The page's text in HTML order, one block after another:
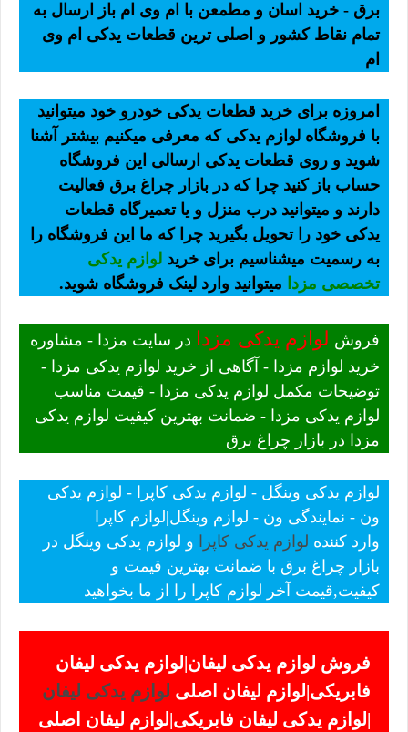
برق - خرید اسان و مطمعن با ام وی ام باز ارسال به
تمام نقاط کشور و اصلی ترین قطعات یدکی ام وی
ام
امروزه برای خرید قطعات یدکی خودرو خود میتوانید
با فروشگاه لوازم یدکی که معرفی میکنیم بیشتر آشنا
شوید و روی قطعات یدکی ارسالی این فروشگاه
حساب باز کنید چرا که در بازار چراغ برق فعالیت
دارند و میتوانید درب منزل و یا تعمیرگاه قطعات
یدکی خود را تحویل بگیرید چرا که ما این فروشگاه را
به رسمیت میشناسیم برای خرید لوازم یدکی
تخصصی مزدا میتوانید وارد لینک فروشگاه شوید.
فروش لوازم یدکی مزدا در سایت مزدا - مشاوره
خرید لوازم مزدا - آگاهی از خرید لوازم یدکی مزدا -
توضیحات مکمل لوازم یدکی مزدا - قیمت مناسب
لوازم یدکی مزدا - ضمانت بهترین کیفیت لوازم یدکی
مزدا در بازار چراغ برق
لوازم یدکی وینگل - لوازم یدکی کاپرا - لوازم یدکی
ون - نمایندگی ون - لوازم وینگل|لوازم کاپرا
وارد کننده لوازم یدکی کاپرا
و لوازم یدکی وینگل در
بازار چراغ برق با ضمانت بهترین قیمت و
کیفیت,قیمت آخر لوازم کاپرا را از ما بخواهید
فروش لوازم یدکی لیفان|لوازم یدکی لیفان
فابریکی|لوازم لیفان اصلی لوازم یدکی لیفان
|لوازم یدکی لیفان فابریکی|لوازم لیفان اصلی